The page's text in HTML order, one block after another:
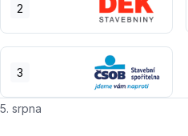
2
3
5. srpna